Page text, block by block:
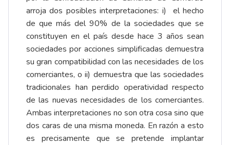
arroja dos posibles interpretaciones: i) el hecho
de que más del 90% de la sociedades que se
constituyen en el país desde hace 3 años sean
sociedades por acciones simplificadas demuestra
su gran compatibilidad con las necesidades de los
comerciantes, o ii) demuestra que las sociedades
tradicionales han perdido operatividad respecto
de las nuevas necesidades de los comerciantes.
Ambas interpretaciones no son otra cosa sino que
dos caras de una misma moneda. En razón a esto
es precisamente que se pretende implantar